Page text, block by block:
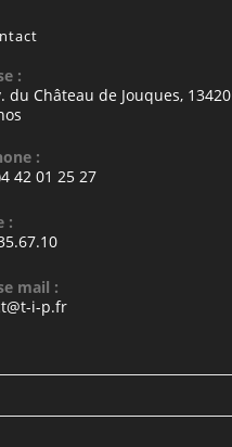
:
du Château de Jouques, 13420
:
42 01 25 27
:
mail :
i-p.fr